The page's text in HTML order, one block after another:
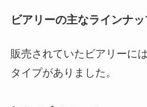
ビアリーの主なラインナッ
販売されていたビアリーに
タイプがありました。